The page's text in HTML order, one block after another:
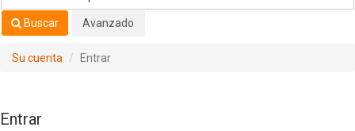
Buscar Avanzado
Su cuenta Entrar
Entrar